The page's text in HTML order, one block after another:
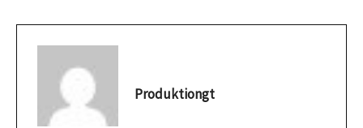
Produktiongt